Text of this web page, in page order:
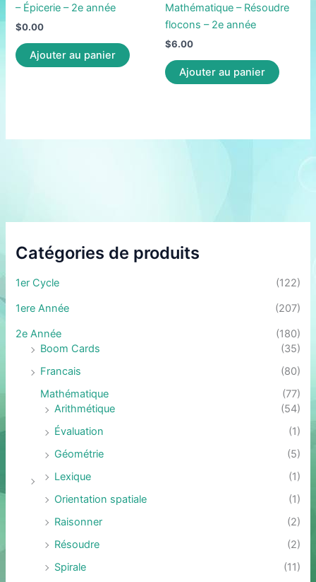
Catégories de produits
1er Cycle
(122)
1ere Année
(207)
2e Année
(180)
Boom Cards
(35)
Francais
(80)
Mathématique
(77)
Arithmétique
(54)
Évaluation
(1)
Géométrie
(5)
Lexique
(1)
Orientation spatiale
(1)
Raisonner
(2)
Résoudre
(2)
Spirale
(11)
– Épicerie – 2e année
$0.00
Ajouter au panier
Mathématique – Résoudre
flocons – 2e année
$6.00
Ajouter au panier